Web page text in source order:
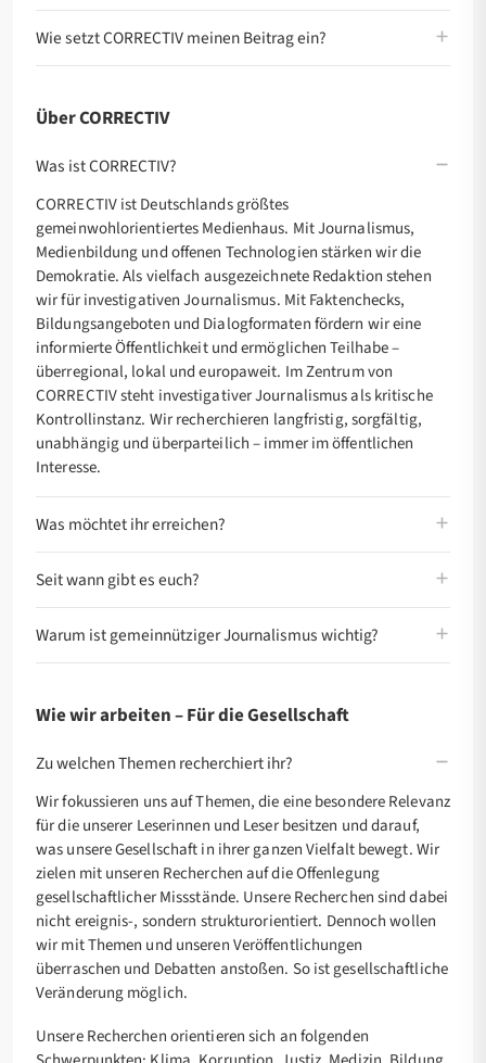
Wie setzt CORRECTIV meinen Beitrag ein?
Über CORRECTIV
Was ist CORRECTIV?
CORRECTIV ist Deutschlands größtes
gemeinwohlorientiertes Medienhaus. Mit Journalismus,
Medienbildung und offenen Technologien stärken wir die
Demokratie. Als vielfach ausgezeichnete Redaktion stehen
wir für investigativen Journalismus. Mit Faktenchecks,
Bildungsangeboten und Dialogformaten fördern wir eine
informierte Öffentlichkeit und ermöglichen Teilhabe –
überregional, lokal und europaweit. Im Zentrum von
CORRECTIV steht investigativer Journalismus als kritische
Kontrollinstanz. Wir recherchieren langfristig, sorgfältig,
unabhängig und überparteilich – immer im öffentlichen
Interesse.
Was möchtet ihr erreichen?
Seit wann gibt es euch?
Warum ist gemeinnütziger Journalismus wichtig?
Wie wir arbeiten – Für die Gesellschaft
Zu welchen Themen recherchiert ihr?
Wir fokussieren uns auf Themen, die eine besondere Relevanz
für die unserer Leserinnen und Leser besitzen und darauf,
was unsere Gesellschaft in ihrer ganzen Vielfalt bewegt. Wir
zielen mit unseren Recherchen auf die Offenlegung
gesellschaftlicher Missstände. Unsere Recherchen sind dabei
nicht ereignis-, sondern strukturorientiert. Dennoch wollen
wir mit Themen und unseren Veröffentlichungen
überraschen und Debatten anstoßen. So ist gesellschaftliche
Veränderung möglich.
Unsere Recherchen orientieren sich an folgenden